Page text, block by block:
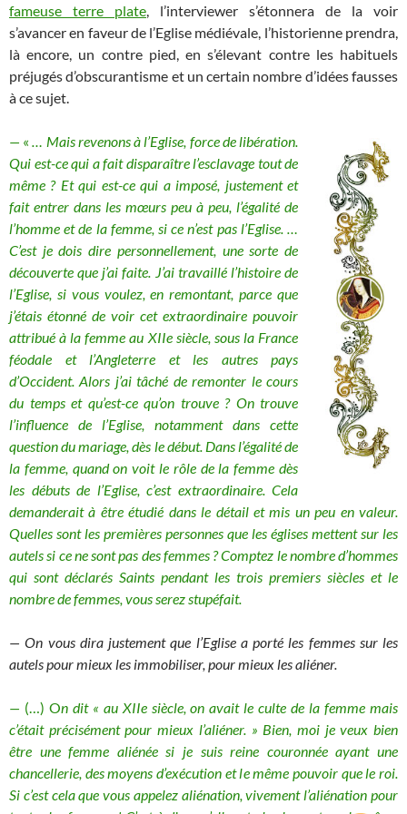
fameuse terre plate, l’interviewer s’étonnera de la voir
s’avancer en faveur de l’Eglise médiévale, l’historienne prendra,
là encore, un contre pied, en s’élevant contre les habituels
préjugés d’obscurantisme et un certain nombre d’idées fausses
à ce sujet.
— «… Mais revenons à l’Eglise, force de libération.
Qui est-ce qui a fait disparaître l’esclavage tout de
même ? Et qui est-ce qui a imposé, justement et
fait entrer dans les mœurs peu à peu, l’égalité de
l’homme et de la femme, si ce n’est pas l’Eglise. …
C’est je dois dire personnellement, une sorte de
découverte que j’ai faite. J’ai travaillé l’histoire de
l’Eglise, si vous voulez, en remontant, parce que
j’étais étonné de voir cet extraordinaire pouvoir
attribué à la femme au XIIe siècle, sous la France
féodale et l’Angleterre et les autres pays
d’Occident. Alors j’ai tâché de remonter le cours
du temps et qu’est-ce qu’on trouve ? On trouve
l’influence de l’Eglise, notamment dans cette
question du mariage, dès le début. Dans l’égalité de
la femme, quand on voit le rôle de la femme dès
les débuts de l’Eglise, c’est extraordinaire. Cela
demanderait à être étudié dans le détail et mis un peu en valeur.
Quelles sont les premières personnes que les églises mettent sur les
autels si ce ne sont pas des femmes ? Comptez le nombre d’hommes
qui sont déclarés Saints pendant les trois premiers siècles et le
nombre de femmes, vous serez stupéfait.
— On vous dira justement que l’Eglise a porté les femmes sur les
autels pour mieux les immobiliser, pour mieux les aliéner.
— (…) On dit « au XIIe siècle, on avait le culte de la femme mais
c’était précisément pour mieux l’aliéner. » Bien, moi je veux bien
être une femme aliénée si je suis reine couronnée ayant une
chancellerie, des moyens d’exécution et le même pouvoir que le roi.
Si c’est cela que vous appelez aliénation, vivement l’aliénation pour